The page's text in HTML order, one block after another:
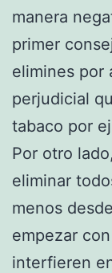
manera
primer
elimines por
perjudicial
tabaco por
Por otro
eliminar
menos
empezar
interfieren